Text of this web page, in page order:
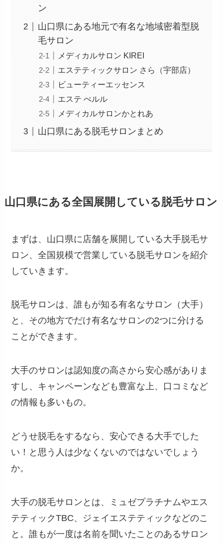
ン
山口県にある地元で有名な地域密着型脱
毛サロン
メディカルサロン KIREI
エステティックサロン さら（宇部店）
ビューティーエッセンス
エステ ぺルル
メディカルサロンかとれあ
山口県にある脱毛サロンまとめ
山口県にある全国展開している脱毛サロン
まずは、山口県に店舗を展開している大手脱毛サ
ロン、全国規模で営業している脱毛サロンを紹介
していきます。
脱毛サロンは、誰もが知る有名なサロン（大手）
と、その地方でだけ有名なサロンの2つに分ける
ことができます。
大手のサロンは認知度の高さから安心感がありま
すし、キャンペーンなども豊富な上、口コミなど
の情報も多いもの。
どうせ脱毛をするなら、安心できる大手でした
い！と思う人は少なくないのではないでしょう
か。
大手の脱毛サロンとは、ミュゼプラチナムやエス
テティックTBC、ジェイエステティックなどのこ
と。誰もが一度は名前を聞いたことのあるサロン